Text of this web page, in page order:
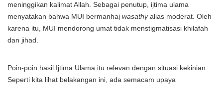
meninggikan kalimat Allah. Sebagai penutup, ijtima ulama
menyatakan bahwa MUI bermanhaj wasathyalias moderat. Oleh
karena itu, MUI mendorong umat tidak menstigmatisasi khilafah
dan jihad.
Poin-poin hasil Ijtima Ulama itu relevan dengan situasi kekinian.
Seperti kita lihat belakangan ini, ada semacam upaya